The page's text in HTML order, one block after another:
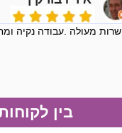
שרות מעולה .עבודה נקיה
בין